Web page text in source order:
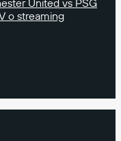
United vs PSG
o streaming